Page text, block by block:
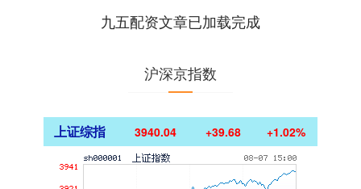
九五配资文章已加载完成
沪深京指数
上证综指 3940.04 +39.68 +1.02%